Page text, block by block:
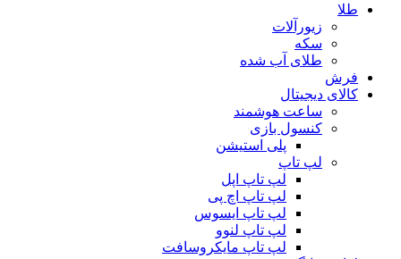
طلا
زیورآلات
سکه
طلای آب شده
فرش
کالای دیجیتال
ساعت هوشمند
کنسول بازی
پلی استیشن
لپ تاپ
لپ تاپ اپل
لپ تاپ اچ پی
لپ تاپ ایسوس
لپ تاپ لنوو
لپ تاپ مایکروسافت